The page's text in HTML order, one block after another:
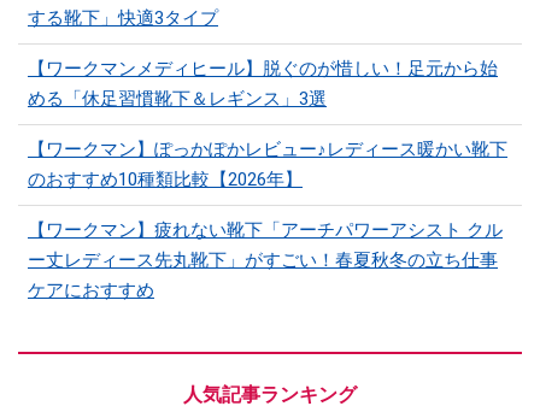
する靴下」快適3タイプ
【ワークマンメディヒール】脱ぐのが惜しい！足元から始
める「休足習慣靴下＆レギンス」3選
【ワークマン】ぽっかぽかレビュー♪レディース暖かい靴下
のおすすめ10種類比較【2026年】
【ワークマン】疲れない靴下「アーチパワーアシスト クル
ー丈レディース先丸靴下」がすごい！春夏秋冬の立ち仕事
ケアにおすすめ